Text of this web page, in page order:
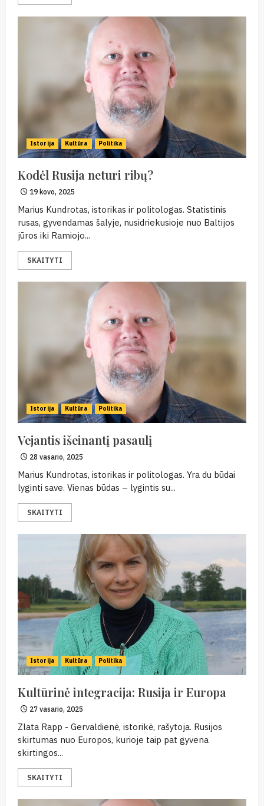
Istorija Kultūra Politika
Kodėl Rusija neturi ribų?
19 kovo, 2025
Marius Kundrotas, istorikas ir politologas. Statistinis
rusas, gyvendamas šalyje, nusidriekusioje nuo Baltijos
jūros iki Ramiojo...
SKAITYTI
Istorija Kultūra Politika
Vejantis išeinantį pasaulį
28 vasario, 2025
Marius Kundrotas, istorikas ir politologas. Yra du būdai
lyginti save. Vienas būdas – lygintis su...
SKAITYTI
Istorija Kultūra Politika
Kultūrinė integracija: Rusija ir Europa
27 vasario, 2025
Zlata Rapp - Gervaldienė, istorikė, rašytoja. Rusijos
skirtumas nuo Europos, kurioje taip pat gyvena
skirtingos...
SKAITYTI